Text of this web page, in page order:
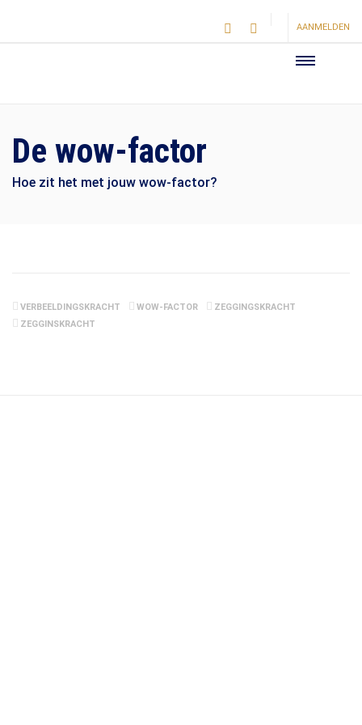
AANMELDEN
De wow-factor
Hoe zit het met jouw wow-factor?
VERBEELDINGSKRACHT WOW-FACTOR
ZEGGINGSKRACHT
ZEGGINSKRACHT